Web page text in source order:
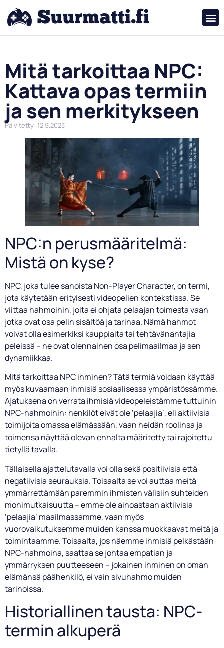
Mitä tarkoittaa NPC:
Kattava opas termiin
ja sen merkitykseen
Päivitetty: 12.9.2023
NPC:n perusmääritelmä:
Mistä on kyse?
NPC, joka tulee sanoista Non-Player Character, on termi,
jota käytetään erityisesti videopelien kontekstissa. Se
viittaa hahmoihin, joita ei ohjata pelaajan toimesta vaan
jotka ovat osa pelin sisältöä ja tarinaa. Nämä hahmot
voivat olla esimerkiksi kauppiaita tai tehtävänantajia
peleissä – ne ovat olennainen osa pelimaailmaa ja sen
dynamiikkaa.
Mitä tarkoittaa NPC ihminen? Tätä termiä voidaan käyttää
myös kuvaamaan ihmisiä sosiaalisessa ympäristössämme.
Ajatuksena on verrata ihmisiä videopeleistämme tuttuihin
NPC-hahmoihin: henkilöt eivät ole ’pelaajia’, eli aktiivisia
toimijoita omassa elämässään, vaan heidän roolinsa ja
toimensa näyttää olevan ennalta määritetty tai rajoitettu
tietyllä tavalla.
Tällaisella ajattelutavalla voi olla sekä positiivisia että
negatiivisia seurauksia. Toisaalta se voi auttaa meitä
ymmärrettämään paremmin ihmisten välisiin suhteiden
monimutkaisuutta – emme ole ainoastaan aktiivisia
’pelaajia’ maailmassamme, vaan myös
vuorovaikutuksemme muiden kanssa muokkaavat meitä ja
toimintaamme. Toisaalta, jos näemme ihmisiä pelkästään
NPC-hahmoina, saattaa se johtaa empatian ja
ymmärryksen puutteeseen – jokainen ihminen on oman
elämänsä päähenkilö, ei vain sivuhahmo muiden
tarinoissa.
Historiallinen tausta: NPC-
termin alkuperä